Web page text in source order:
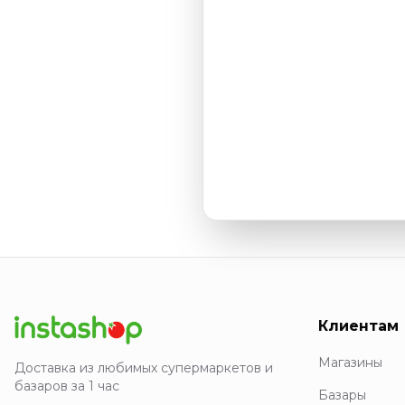
Доставка из любимых супермаркетов и
базаров за 1 час
Клиентам
Магазины
Базары